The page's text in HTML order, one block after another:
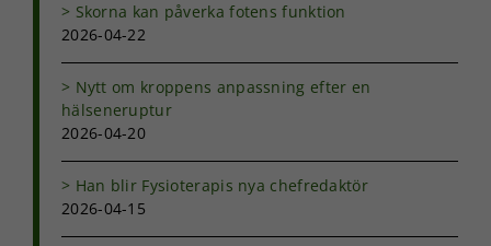
Skorna kan påverka fotens funktion
2026-04-22
Nytt om kroppens anpassning efter en
hälseneruptur
2026-04-20
Han blir Fysioterapis nya chefredaktör
2026-04-15
ditt besök.
de här
kakorna
från
hemsidan.